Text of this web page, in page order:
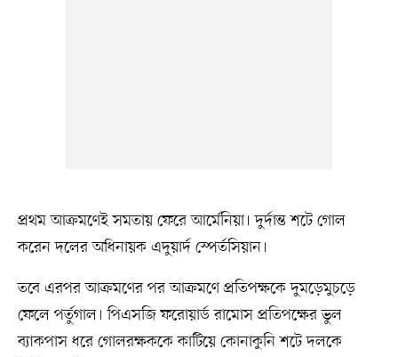
প্রথম আক্রমণেই সমতায় ফেরে আর্মেনিয়া। দুর্দান্ত শটে গোল
করেন দলের অধিনায়ক এদুয়ার্দ স্পের্তসিয়ান।
তবে এরপর আক্রমণের পর আক্রমণে প্রতিপক্ষকে দুমড়েমুচড়ে
ফেলে পর্তুগাল। পিএসজি ফরোয়ার্ড রামোস প্রতিপক্ষের ভুল
ব্যাকপাস ধরে গোলরক্ষককে কাটিয়ে কোনাকুনি শটে দলকে